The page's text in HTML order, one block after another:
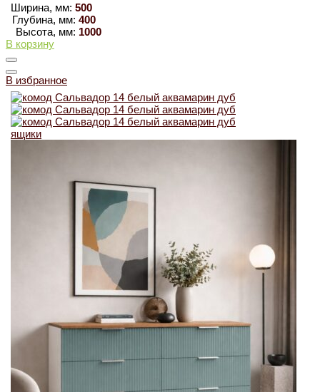
Ширина, мм: 500
Глубина, мм: 400
Высота, мм: 1000
В корзину
В избранное